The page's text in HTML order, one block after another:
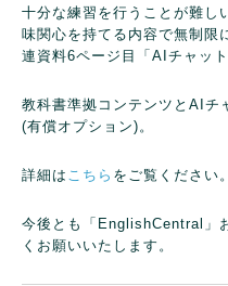
十分な練習を行うことが難し
味関心を持てる内容で無制限
連資料6ページ目「AIチャッ
教科書準拠コンテンツとAIチ
(有償オプション)。
詳細は こちら をご覧ください。
今後とも「EnglishCentral」
くお願いいたします。